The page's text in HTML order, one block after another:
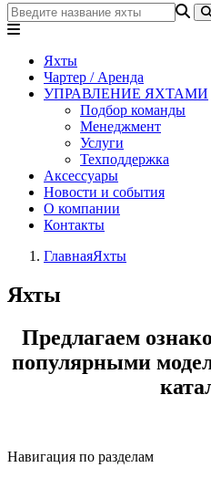
Яхты
Чартер / Аренда
УПРАВЛЕНИЕ ЯХТАМИ
Подбор команды
Менеджмент
Услуги
Техподдержка
Аксессуары
Новости и события
О компании
Контакты
ГлавнаяЯхты
Яхты
Предлагаем
популярными
Навигация по разделам